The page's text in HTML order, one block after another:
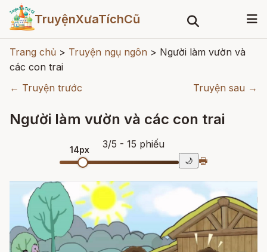
TruyệnXưaTíchCũ
Trang chủ > Truyện ngụ ngôn > Người làm vườn và
các con trai
← Truyện trước
Truyện sau →
Người làm vườn và các con trai
3/5 - 15 phiếu
14px
🌙 🖶